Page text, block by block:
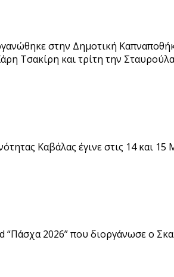
στην Δημοτική
Τσακίρη και τρίτη την
Καβάλας έγινε στις 14 και
2026” που διοργάνωσε ο